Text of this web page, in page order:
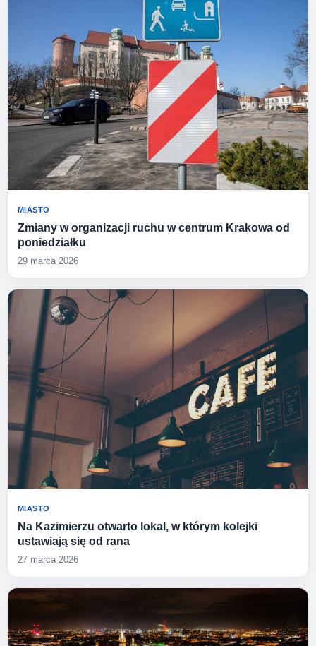
MIASTO
Zmiany w organizacji ruchu w centrum Krakowa od
poniedziałku
29 marca 2026
MIASTO
Na Kazimierzu otwarto lokal, w którym kolejki
ustawiają się od rana
27 marca 2026